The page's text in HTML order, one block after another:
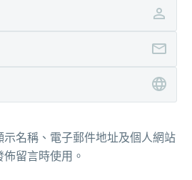
示名稱、電子郵件地址及個人網站
留言時使用。